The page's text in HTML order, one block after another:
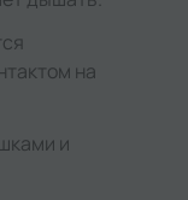
на
и